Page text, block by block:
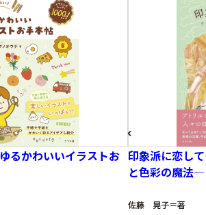
るかわいいイラストお 印象派に恋し
と色彩の魔法―
佐藤 晃子＝著